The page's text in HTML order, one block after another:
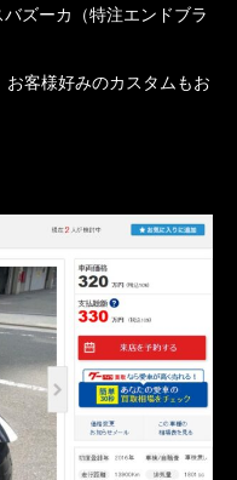
ズーカ（特注エンドブラ
客様好みのカスタムもお